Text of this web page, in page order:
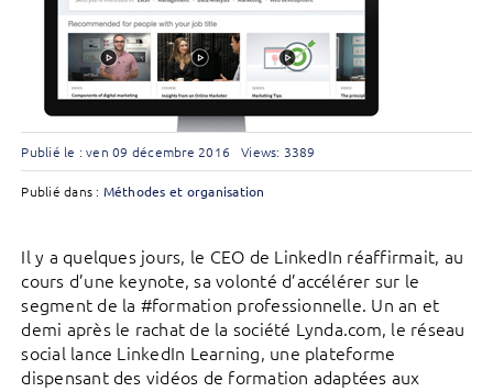
Publié le : ven 09 décembre 2016 Views: 3389
Publié dans : Méthodes et organisation
Il y a quelques jours, le CEO de LinkedIn réaffirmait, au
cours d’une keynote, sa volonté d’accélérer sur le
segment de la #formation professionnelle. Un an et
demi après le rachat de la société Lynda.com, le réseau
social lance LinkedIn Learning, une plateforme
dispensant des vidéos de formation adaptées aux